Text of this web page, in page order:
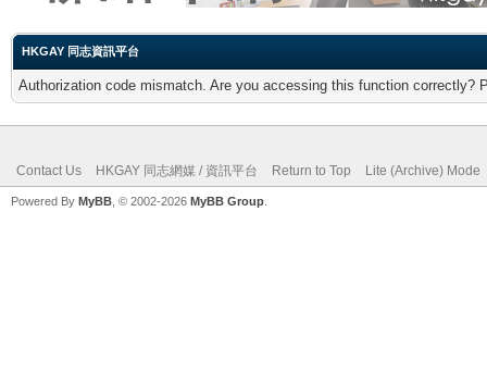
HKGAY 同志資訊平台
Authorization code mismatch. Are you accessing this function correctly?
Contact Us HKGAY 同志網媒 / 資訊平台 Return to Top Lite (Archive) Mode
Powered By MyBB , © 2002-2026 MyBB Group